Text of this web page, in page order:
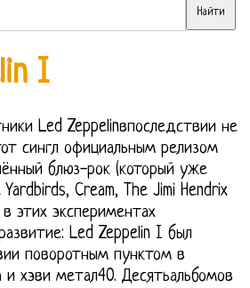
I
Led Zeppelinвпоследствии не
сингл официальным релизом
блюз-рок (который уже
Cream, The Jimi Hendrix
этих экспериментах
Led Zeppelin I был
поворотным пунктом в
хэви метал40. Десятьальбомов